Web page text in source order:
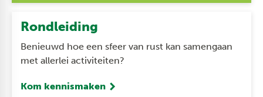
Rondleiding
Benieuwd hoe een sfeer van rust kan samengaan
met allerlei activiteiten?
Kom kennismaken